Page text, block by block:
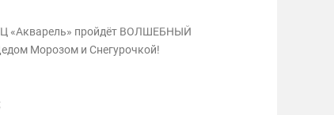
«Акварель» пройдёт ВОЛШЕБНЫЙ
Морозом и Снегурочкой!